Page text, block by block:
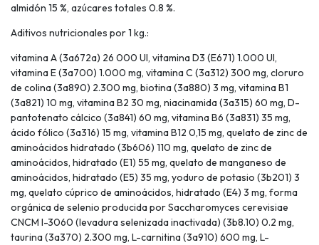
almidón 15 %, azúcares totales 0.8 %.
Aditivos nutricionales por 1 kg.:
vitamina A (3a672a) 26 000 UI, vitamina D3 (E671) 1.000 UI,
vitamina E (3a700) 1.000 mg, vitamina C (3a312) 300 mg, cloruro
de colina (3a890) 2.300 mg, biotina (3a880) 3 mg, vitamina B1
(3a821) 10 mg, vitamina B2 30 mg, niacinamida (3a315) 60 mg, D-
pantotenato cálcico (3a841) 60 mg, vitamina B6 (3a831) 35 mg,
ácido fólico (3a316) 15 mg, vitamina B12 0,15 mg, quelato de zinc de
aminoácidos hidratado (3b606) 110 mg, quelato de zinc de
aminoácidos, hidratado (E1) 55 mg, quelato de manganeso de
aminoácidos, hidratado (E5) 35 mg, yoduro de potasio (3b201) 3
mg, quelato cúprico de aminoácidos, hidratado (E4) 3 mg, forma
orgánica de selenio producida por Saccharomyces cerevisiae
CNCM I-3060 (levadura selenizada inactivada) (3b8.10) 0.2 mg,
taurina (3a370) 2.300 mg, L-carnitina (3a910) 600 mg, L-